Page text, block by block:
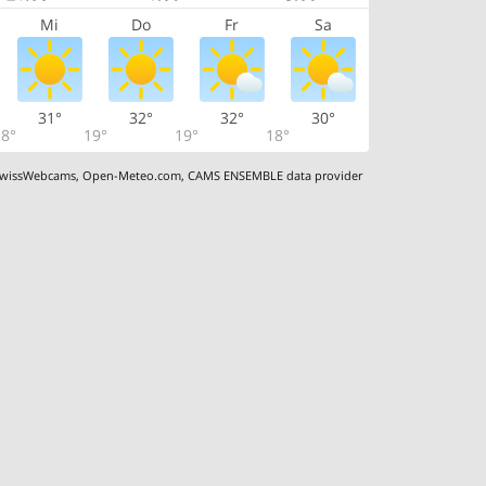
Mi Do Fr Sa
31°
19°
32°
19°
32°
18°
30°
,Open-Meteo.com,CAMS ENSEMBLE data provider